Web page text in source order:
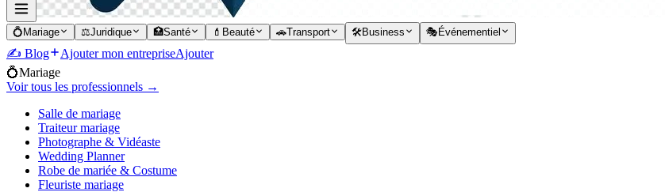
💍 Mariage ⚖️Juridique 🏥Santé 💄 Beauté 🚗Transport 🛠️Business 🎭 Événementiel
✍️ Blog Ajouter mon entrepriseAjouter
💍Mariage
Voir tous les professionnels →
Salle de mariage
Traiteur mariage
Photographe & Vidéaste
Wedding Planner
Robe de mariée & Costume
Fleuriste mariage